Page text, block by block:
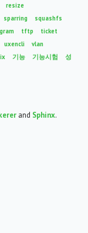
resize
sparring
squashfs
tftp ticket
uxencli
vlan
기능 기능시험
성
and Sphinx.